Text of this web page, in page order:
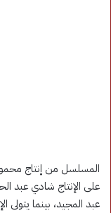
المسلسل من إنتاج
على الإنتاج شادي عبد